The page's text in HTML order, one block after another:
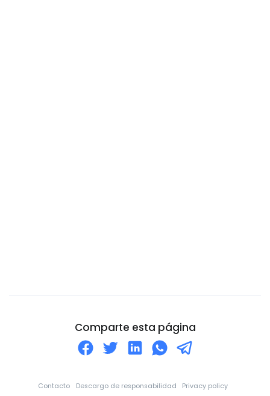
Costa Rica
Comparte esta página
Contacto Descargo de responsabilidad Privacy policy